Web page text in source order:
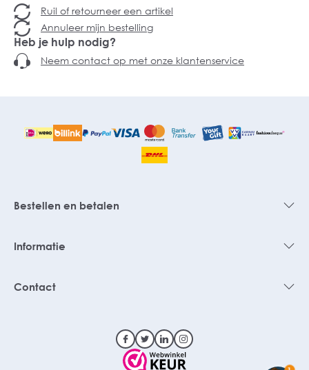
Ruil of retourneer een artikel
Annuleer mijn bestelling
Heb je hulp nodig?
Neem contact op met onze klantenservice
Bestellen en betalen
Informatie
Contact